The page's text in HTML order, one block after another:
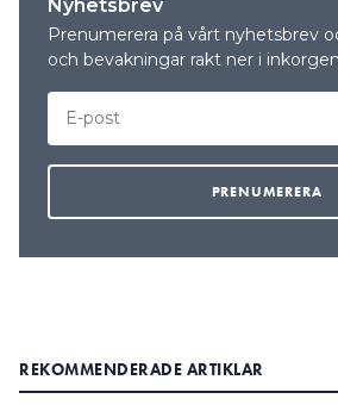
Nyhetsbrev
Prenumerera på vårt nyhetsbrev
och bevakningar rakt ner i inkorgen
REKOMMENDERADE ARTIKLAR